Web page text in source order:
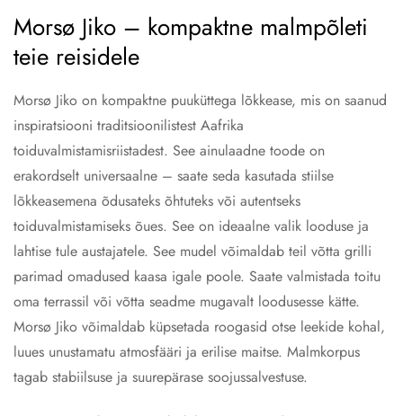
Morsø Jiko – kompaktne malmpõleti
teie reisidele
Morsø Jiko on kompaktne puuküttega lõkkease, mis on saanud
inspiratsiooni traditsioonilistest Aafrika
toiduvalmistamisriistadest. See ainulaadne toode on
erakordselt universaalne – saate seda kasutada stiilse
lõkkeasemena õdusateks õhtuteks või autentseks
toiduvalmistamiseks õues. See on ideaalne valik looduse ja
lahtise tule austajatele. See mudel võimaldab teil võtta grilli
parimad omadused kaasa igale poole. Saate valmistada toitu
oma terrassil või võtta seadme mugavalt loodusesse kätte.
Morsø Jiko võimaldab küpsetada roogasid otse leekide kohal,
luues unustamatu atmosfääri ja erilise maitse. Malmkorpus
tagab stabiilsuse ja suurepärase soojussalvestuse.